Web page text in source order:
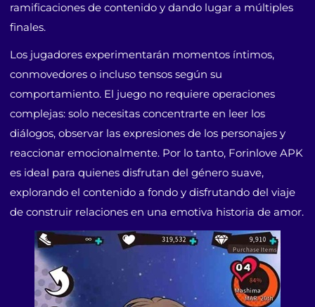
ramificaciones de contenido y dando lugar a múltiples
finales.
Los jugadores experimentarán momentos íntimos,
conmovedores o incluso tensos según su
comportamiento. El juego no requiere operaciones
complejas: solo necesitas concentrarte en leer los
diálogos, observar las expresiones de los personajes y
reaccionar emocionalmente. Por lo tanto, Forinlove APK
es ideal para quienes disfrutan del género suave,
explorando el contenido a fondo y disfrutando del viaje
de construir relaciones en una emotiva historia de amor.